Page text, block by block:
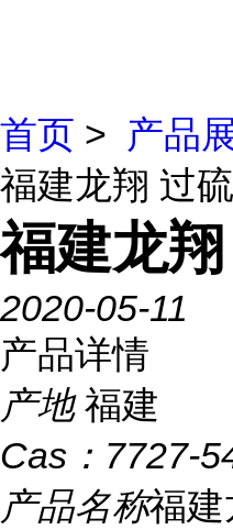
首页 > 产品
福建龙翔 过
福建龙
2020-05-11
产品详情
产地 福建
Cas： 7727-
产品名称福建